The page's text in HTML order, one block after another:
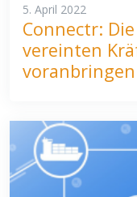
5. April 2022
Connectr:
vereinten
voranbringen